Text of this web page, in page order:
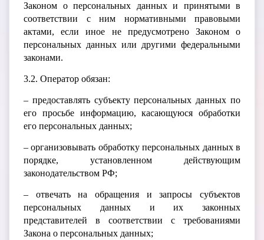
Законом о персональных данных и принятыми в
соответствии с ним нормативными правовыми
актами, если иное не предусмотрено Законом о
персональных данных или другими федеральными
законами.
3.2. Оператор обязан:
– предоставлять субъекту персональных данных по
его просьбе информацию, касающуюся обработки
его персональных данных;
– организовывать обработку персональных данных в
порядке, установленном действующим
законодательством РФ;
– отвечать на обращения и запросы субъектов
персональных данных и их законных
представителей в соответствии с требованиями
Закона о персональных данных;